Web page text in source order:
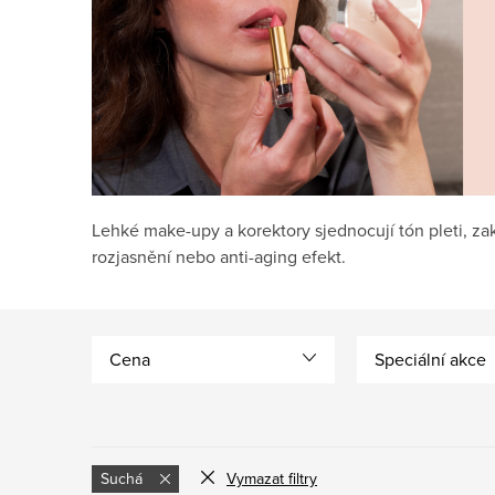
Lehké make-upy a korektory sjednocují tón pleti,
rozjasnění nebo anti-aging efekt.
Cena Speciální akce
Suchá Vymazat filtry